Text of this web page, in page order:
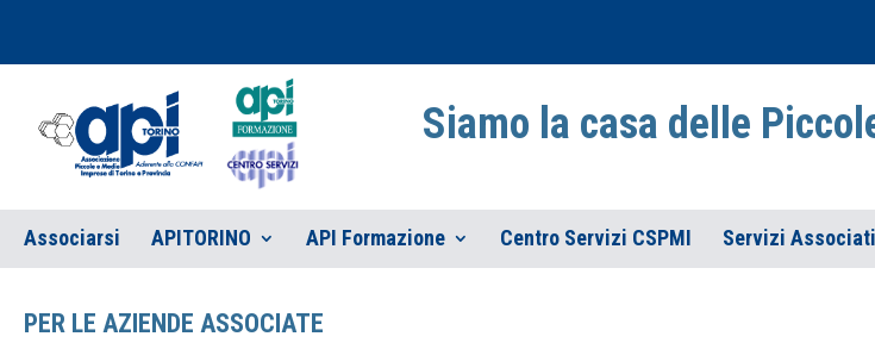
Siamo la casa delle
Associarsi APITORINO API Formazione Centro Servizi CSPMI Servizi
PER LE AZIENDE ASSOCIATE